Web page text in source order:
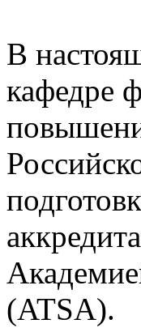
В
кафедре
(ATSA).